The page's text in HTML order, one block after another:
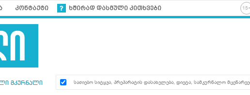
კონტაქტი ხშირად დასმული კითხვები
მკურნალი